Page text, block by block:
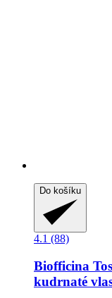
Do košíku
4.1 (88)
Biofficina
kudrnaté